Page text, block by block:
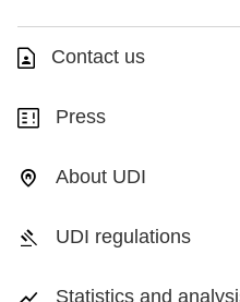
Contact us
Press
About UDI
UDI regulations
Statistics and